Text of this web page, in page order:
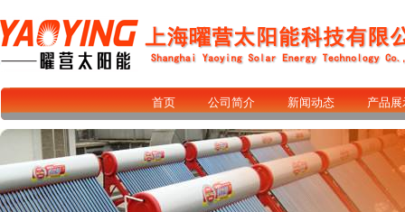
首页 公司简介 新闻动态 产品展